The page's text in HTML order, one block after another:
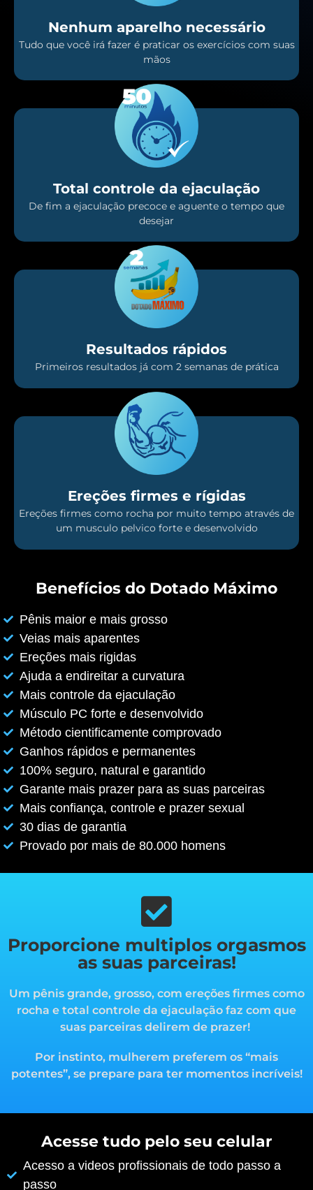
Nenhum aparelho necessário
Tudo que você irá fazer é praticar os exercícios com suas
mãos
Total controle da ejaculação
De fim a ejaculação precoce e aguente o tempo que
desejar
Resultados rápidos
Primeiros resultados já com 2 semanas de prática
Ereções firmes e rígidas
Ereções firmes como rocha por muito tempo através de
um musculo pelvico forte e desenvolvido
Benefícios do Dotado Máximo
Pênis maior e mais grosso
Veias mais aparentes
Ereções mais rigidas
Ajuda a endireitar a curvatura
Mais controle da ejaculação
Músculo PC forte e desenvolvido
Método cientificamente comprovado
Ganhos rápidos e permanentes
100% seguro, natural e garantido
Garante mais prazer para as suas parceiras
Mais confiança, controle e prazer sexual
30 dias de garantia
Provado por mais de 80.000 homens
Proporcione multiplos orgasmos
as suas parceiras!
Um pênis grande, grosso, com ereções firmes como
rocha e total controle da ejaculação faz com que
suas parceiras delirem de prazer!
Por instinto, mulherem preferem os “mais
potentes”, se prepare para ter momentos incríveis!
Acesse tudo pelo seu celular
Acesso a videos profissionais de todo passo a
passo